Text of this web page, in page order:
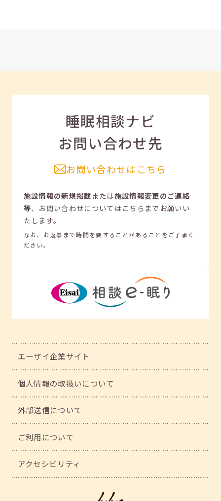
睡眠相談ナビ
お問い合わせ先
お問い合わせはこちら
施設情報の新規掲載または施設情報変更のご連絡
等、 お問い合わせについてはこちらまでお願いい
たします。
なお、お返事まで時間を要することがあることをご了承く
ださい。
エーザイ企業サイト
個人情報の取扱いについて
外部送信について
ご利用について
アクセシビリティ